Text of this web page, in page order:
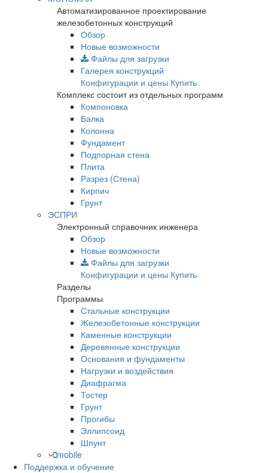
Автоматизированное проектирование
железобетонных конструкций
Обзор
Новые возможности
Файлы для загрузки
Галерея конструкций
Конфигурации и цены Купить
Комплекс состоит из отдельных программ
Компоновка
Балка
Колонна
Фундамент
Подпорная стена
Плита
Разрез (Стена)
Кирпич
Грунт
ЭСПРИ
Электронный справочник инженера
Обзор
Новые возможности
Файлы для загрузки
Конфигурации и цены Купить
Разделы
Программы
Стальные конструкции
Железобетонные конструкции
Каменные конструкции
Деревянные конструкции
Основания и фундаменты
Нагрузки и воздействия
Диафрагма
Тостер
Грунт
Прогибы
Эллипсоид
Шпунт
mobile
Поддержка и обучение